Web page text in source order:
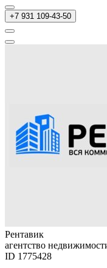
+7 931 109-43-50
Рентавик
агентство
ID 1775428